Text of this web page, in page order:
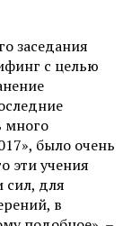
заседания
с целью
много
было очень
эти учения
сил, для
в